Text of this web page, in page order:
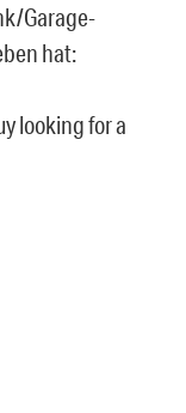
Garage-
hat:
looking for a